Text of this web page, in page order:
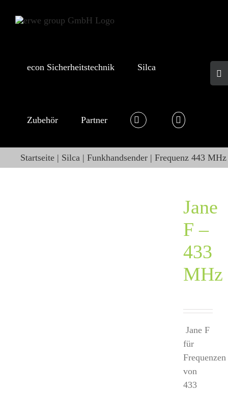
econ Sicherheitstechnik Silca
Zubehör Partner
Startseite Silca Funkhandsender Frequenz 443 MHz
Jane
F –
433
MHz
Jane F
für
Frequenzen
von
433